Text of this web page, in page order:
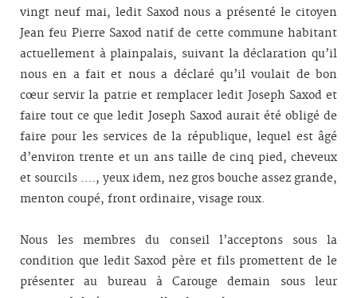
vingt neuf mai, ledit Saxod nous a présenté le citoyen
Jean feu Pierre Saxod natif de cette commune habitant
actuellement à plainpalais, suivant la déclaration qu’il
nous en a fait et nous a déclaré qu’il voulait de bon
cœur servir la patrie et remplacer ledit Joseph Saxod et
faire tout ce que ledit Joseph Saxod aurait été obligé de
faire pour les services de la république, lequel est âgé
d’environ trente et un ans taille de cinq pied, cheveux
et sourcils …., yeux idem, nez gros bouche assez grande,
menton coupé, front ordinaire, visage roux.
Nous les membres du conseil l’acceptons sous la
condition que ledit Saxod père et fils promettent de le
présenter au bureau à Carouge demain sous leur